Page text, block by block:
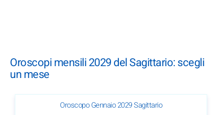
Oroscopi mensili 2029 del Sagittario: scegli
un mese
Oroscopo Gennaio 2029 Sagittario